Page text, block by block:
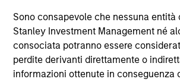
Sono consapevole che nessuna entità
Stanley Investment Management né
consociata potranno essere
perdite derivanti direttamente o
informazioni ottenute in conseguenza
Team di investimento
specializzati
I team d’investimento indipendenti